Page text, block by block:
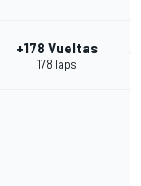
+178 Vueltas
178 laps